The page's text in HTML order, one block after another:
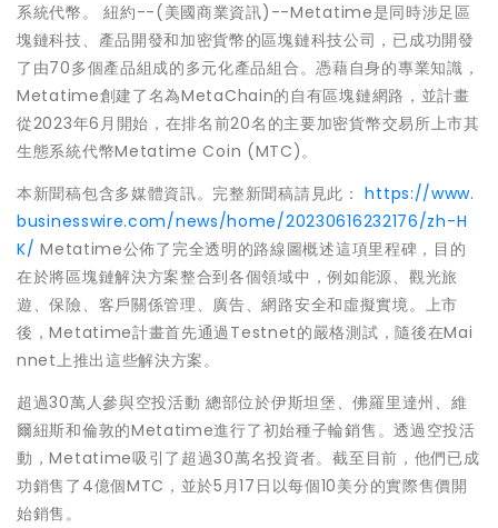
系統代幣。 紐約--(美國商業資訊)--Metatime是同時涉足區
塊鏈科技、產品開發和加密貨幣的區塊鏈科技公司，已成功開發
了由70多個產品組成的多元化產品組合。憑藉自身的專業知識，
Metatime創建了名為MetaChain的自有區塊鏈網路，並計畫
從2023年6月開始，在排名前20名的主要加密貨幣交易所上市其
生態系統代幣Metatime Coin (MTC)。
本新聞稿包含多媒體資訊。完整新聞稿請見此：https://www.
businesswire.com/news/home/20230616232176/zh-H
K/ Metatime公佈了完全透明的路線圖概述這項里程碑，目的
在於將區塊鏈解決方案整合到各個領域中，例如能源、觀光旅
遊、保險、客戶關係管理、廣告、網路安全和虛擬實境。上市
後，Metatime計畫首先通過Testnet的嚴格測試，隨後在Mai
nnet上推出這些解決方案。
超過30萬人參與空投活動 總部位於伊斯坦堡、佛羅里達州、維
爾紐斯和倫敦的Metatime進行了初始種子輪銷售。透過空投活
動，Metatime吸引了超過30萬名投資者。截至目前，他們已成
功銷售了4億個MTC，並於5月17日以每個10美分的實際售價開
始銷售。